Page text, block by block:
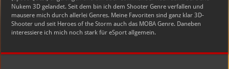
Nukem 3D gelandet. Seit dem bin ich dem Shooter Genre verfallen und
mausere mich durch allerlei Genres. Meine Favoriten sind ganz klar 3D-
Shooter und seit Heroes of the Storm auch das MOBA Genre. Daneben
interessiere ich mich noch stark für eSport allgemein.